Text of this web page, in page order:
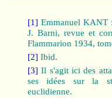
[1] Emmanuel KANT :
J. Barni, revue et
Flammarion 1934,
[2] Ibid.
[3] Il s'agit ici des
ses idées sur la
euclidienne.